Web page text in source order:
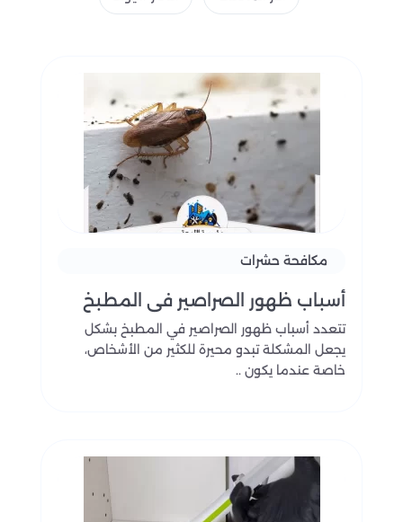
مكافحة حشرات
أسباب ظهور الصراصير في المطبخ
تتعدد أسباب ظهور الصراصير في المطبخ بشكل
يجعل المشكلة تبدو محيرة للكثير من الأشخاص،
خاصة عندما يكون ..